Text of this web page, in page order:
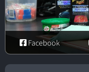
Facebook